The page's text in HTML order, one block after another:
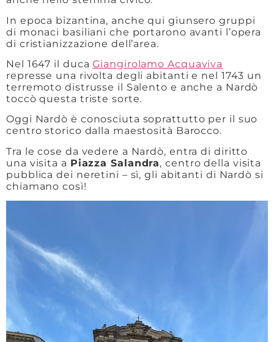
In epoca bizantina, anche qui giunsero gruppi
di monaci basiliani che portarono avanti l’opera
di cristianizzazione dell’area.
Nel 1647 il ducaGiangirolamo Acquaviva
represse una rivolta degli abitanti e nel 1743 un
terremoto distrusse il Salento e anche a Nardò
toccò questa triste sorte.
Oggi Nardò è conosciuta soprattutto per il suo
centro storico dalla maestosità Barocco.
Tra le cose da vedere a Nardò, entra di diritto
una visita a Piazza Salandra, centro della visita
pubblica dei neretini – sì, gli abitanti di Nardò si
chiamano così!